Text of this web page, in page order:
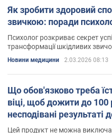
Як зробити здоровий
звичкою: поради
Психолог розкриває секрет
трансформації шкідливих
Новини медицини 2.03.2026 08:13
Що обов'язково треба
віці, щоб дожити до 100
несподівані результаті
Цей продукт не можна